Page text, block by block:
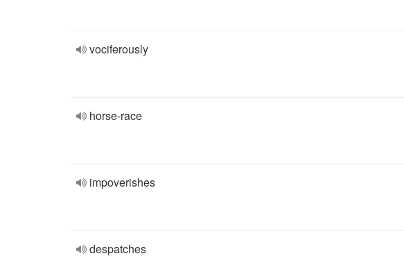
vociferously
horse-race
impoverishes
despatches